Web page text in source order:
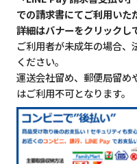
での請求書にてご利用いた
詳細はバナーをクリックし
ご利用者が未成年の場合
ください。
運送会社留め、郵便局留め
はご利用不可となります。